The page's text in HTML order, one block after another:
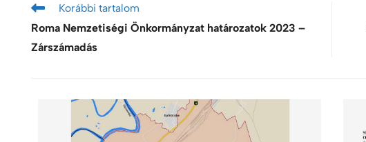
Korábbi tartalom
Roma Nemzetiségi Önkormányzat határozatok 2023 –
Zárszámadás